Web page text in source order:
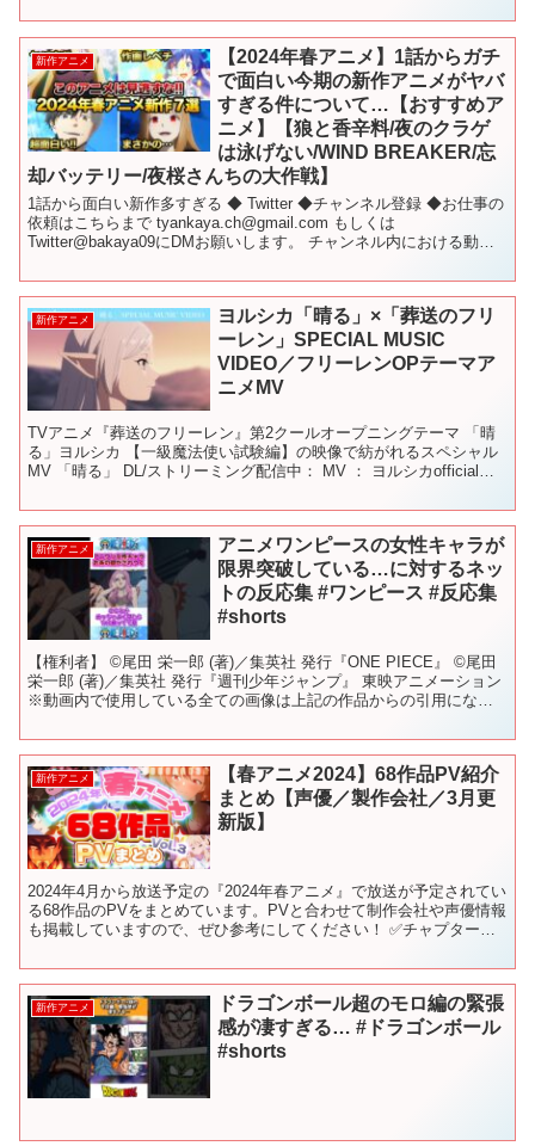
新作アニメ
【2024年春アニメ】1話からガチ
で面白い今期の新作アニメがヤバ
すぎる件について…【おすすめア
ニメ】【狼と香辛料/夜のクラゲ
は泳げない/WIND BREAKER/忘
却バッテリー/夜桜さんちの大作戦】
1話から面白い新作多すぎる ◆ Twitter ◆チャンネル登録 ◆お仕事の
依頼はこちらまで tyankaya.ch@gmail.com もしくは
Twitter@bakaya09にDMお願いします。 チャンネル内における動画
新作アニメ
ヨルシカ「晴る」×「葬送のフリ
ーレン」SPECIAL MUSIC
VIDEO／フリーレンOPテーマア
ニメMV
TVアニメ『葬送のフリーレン』第2クールオープニングテーマ 「晴
る」ヨルシカ 【一級魔法使い試験編】の映像で紡がれるスペシャル
MV 「晴る」 DL/ストリーミング配信中： MV ： ヨルシカofficial
新作アニメ
アニメワンピースの女性キャラが
限界突破している…に対するネッ
トの反応集 #ワンピース #反応集
#shorts
【権利者】 ©尾田 栄一郎 (著)／集英社 発行『ONE PIECE』 ©尾田
栄一郎 (著)／集英社 発行『週刊少年ジャンプ』 東映アニメーション
※動画内で使用している全ての画像は上記の作品からの引用になり
新作アニメ
【春アニメ2024】68作品PV紹介
まとめ【声優／製作会社／3月更
新版】
2024年4月から放送予定の『2024年春アニメ』で放送が予定されてい
る68作品のPVをまとめています。PVと合わせて制作会社や声優情報
も掲載していますので、ぜひ参考にしてください！ ✅チャプターリ
新作アニメ
ドラゴンボール超のモロ編の緊張
感が凄すぎる… #ドラゴンボール
#shorts